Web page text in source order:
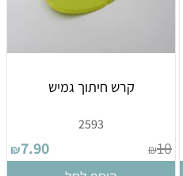
קרש חיתוך גמיש
2593
₪10
₪7.90